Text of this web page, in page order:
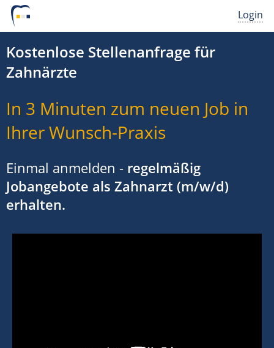
Login
Kostenlose Stellenanfrage für
Zahnärzte
In 3 Minuten zum neuen Job in
Ihrer Wunsch-Praxis
Einmal anmelden - regelmäßig
Jobangebote als Zahnarzt (m/w/d)
erhalten.